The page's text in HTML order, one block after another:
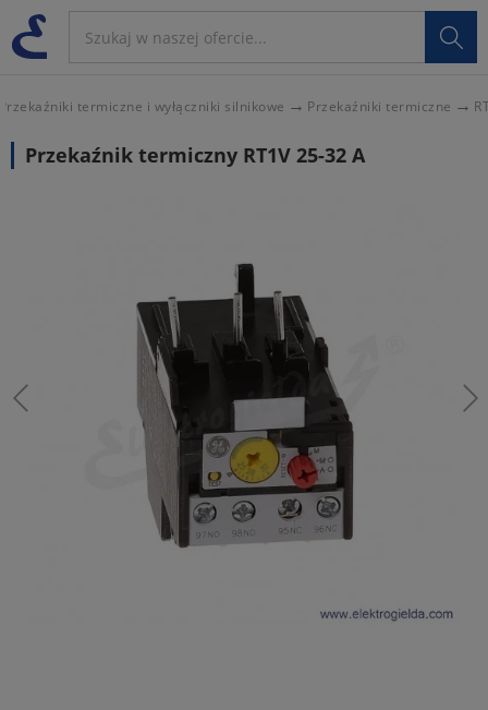

termiczne i wyłączniki silnikowe Przekaźniki termiczne
Przekaźnik termiczny RT1V 25-32 A